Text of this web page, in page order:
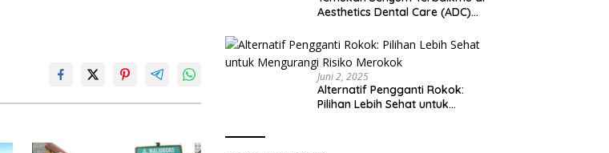
Aesthetics Dental Care (ADC)
yang Mengerti Kebutuhanmu
Juni 2, 2025
Alternatif Pengganti Rokok:
Pilihan Lebih Sehat untuk